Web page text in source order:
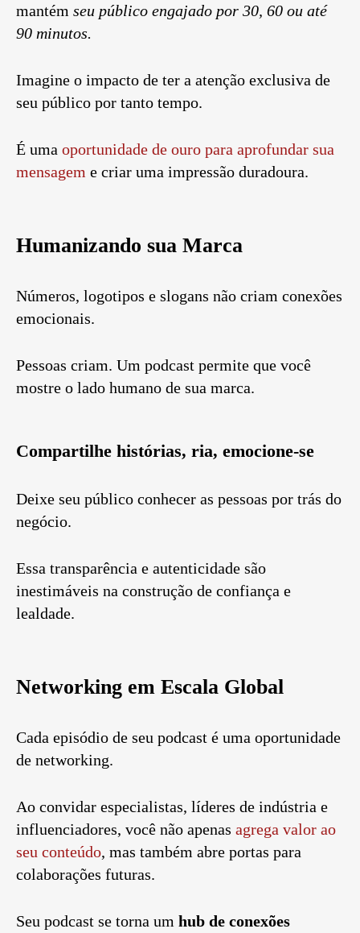
mantém seu público engajado por 30, 60 ou até
90 minutos.
Imagine o impacto de ter a atenção exclusiva de
seu público por tanto tempo.
É uma oportunidade de ouro para aprofundar sua
mensagem e criar uma impressão duradoura.
Humanizando sua Marca
Números, logotipos e slogans não criam conexões
emocionais.
Pessoas criam. Um podcast permite que você
mostre o lado humano de sua marca.
Compartilhe histórias, ria, emocione-se
Deixe seu público conhecer as pessoas por trás do
negócio.
Essa transparência e autenticidade são
inestimáveis na construção de confiança e
lealdade.
Networking em Escala Global
Cada episódio de seu podcast é uma oportunidade
de networking.
Ao convidar especialistas, líderes de indústria e
influenciadores, você não apenas agrega valor ao
seu conteúdo, mas também abre portas para
colaborações futuras.
Seu podcast se torna um hub de conexões